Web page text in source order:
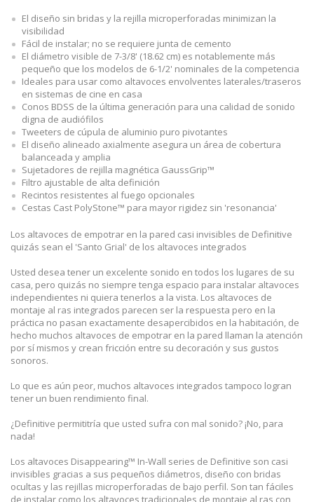
El diseño sin bridas y la rejilla microperforadas minimizan la
visibilidad
Fácil de instalar; no se requiere junta de cemento
El diámetro visible de 7-3/8' (18.62 cm) es notablemente más
pequeño que los modelos de 6-1/2' nominales de la competencia
Ideales para usar como altavoces envolventes laterales/traseros
en sistemas de cine en casa
Conos BDSS de la última generación para una calidad de sonido
digna de audiófilos
Tweeters de cúpula de aluminio puro pivotantes
El diseño alineado axialmente asegura un área de cobertura
balanceada y amplia
Sujetadores de rejilla magnética GaussGrip™
Filtro ajustable de alta definición
Recintos resistentes al fuego opcionales
Cestas Cast PolyStone™ para mayor rigidez sin 'resonancia'
Los altavoces de empotrar en la pared casi invisibles de Definitive
quizás sean el 'Santo Grial' de los altavoces integrados
Usted desea tener un excelente sonido en todos los lugares de su
casa, pero quizás no siempre tenga espacio para instalar altavoces
independientes ni quiera tenerlos a la vista. Los altavoces de
montaje al ras integrados parecen ser la respuesta pero en la
práctica no pasan exactamente desapercibidos en la habitación, de
hecho muchos altavoces de empotrar en la pared llaman la atención
por sí mismos y crean fricción entre su decoración y sus gustos
sonoros.
Lo que es aún peor, muchos altavoces integrados tampoco logran
tener un buen rendimiento final.
¿Definitive permititría que usted sufra con mal sonido? ¡No, para
nada!
Los altavoces Disappearing™ In-Wall series de Definitive son casi
invisibles gracias a sus pequeños diámetros, diseño con bridas
ocultas y las rejillas microperforadas de bajo perfil. Son tan fáciles
de instalar como los altavoces tradicionales de montaje al ras con